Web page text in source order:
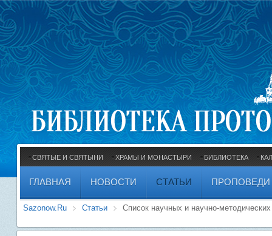
СВЯТЫЕ И СВЯТЫНИ ХРАМЫ И МОНАСТЫРИ БИБЛИОТЕКА
ГЛАВНАЯ НОВОСТИ СТАТЬИ ПРОПОВЕДИ
Sazonow.Ru Статьи Список научных и научно-